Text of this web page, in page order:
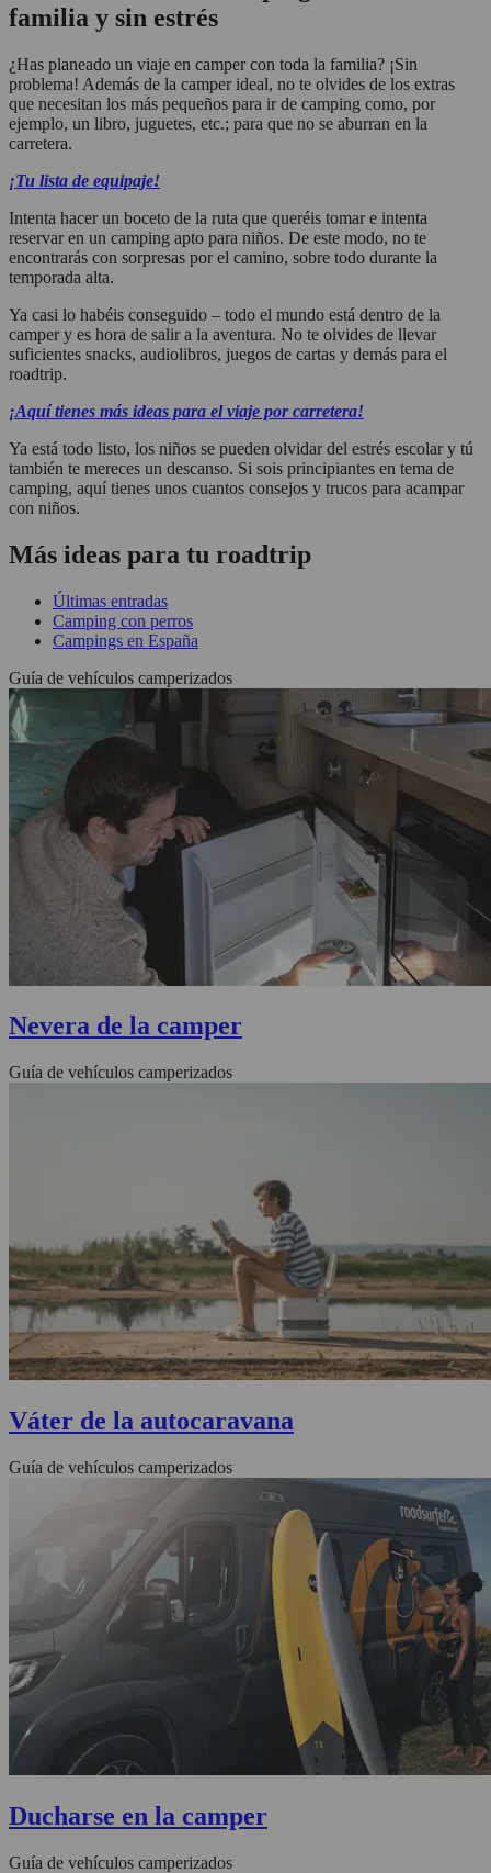
familia y sin estrés
¿Has planeado un viaje en camper con toda la familia? ¡Sin
problema! Además de la camper ideal, no te olvides de los extras
que necesitan los más pequeños para ir de camping como, por
ejemplo, un libro, juguetes, etc.; para que no se aburran en la
carretera.
¡Tu lista de equipaje!
Intenta hacer un boceto de la ruta que queréis tomar e intenta
reservar en un camping apto para niños. De este modo, no te
encontrarás con sorpresas por el camino, sobre todo durante la
temporada alta.
Ya casi lo habéis conseguido – todo el mundo está dentro de la
camper y es hora de salir a la aventura. No te olvides de llevar
suficientes snacks, audiolibros, juegos de cartas y demás para el
roadtrip.
¡Aquí tienes más ideas para el viaje por carretera!
Ya está todo listo, los niños se pueden olvidar del estrés escolar y tú
también te mereces un descanso. Si sois principiantes en tema de
camping, aquí tienes unos cuantos consejos y trucos para acampar
con niños.
Más ideas para tu roadtrip
Últimas entradas
Camping con perros
Campings en España
Guía de vehículos camperizados
Nevera de la camper
Guía de vehículos camperizados
Váter de la autocaravana
Guía de vehículos camperizados
Ducharse en la camper
Guía de vehículos camperizados